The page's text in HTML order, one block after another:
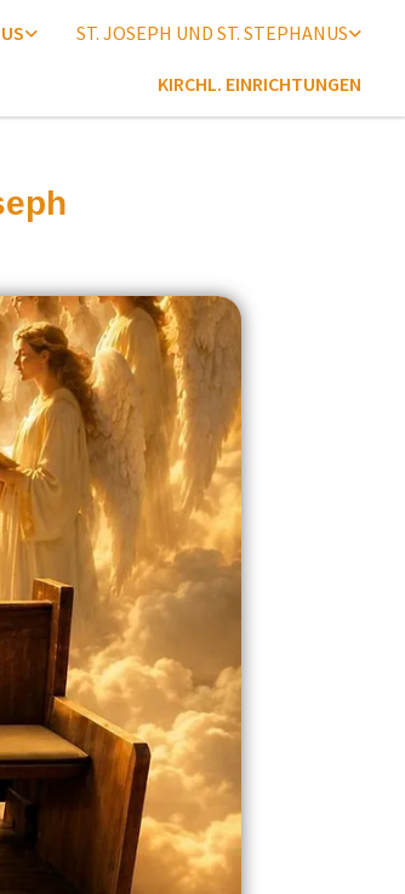
ST. JOSEPH UND ST. STEPHANUS
KIRCHL. EINRICHTUNGEN